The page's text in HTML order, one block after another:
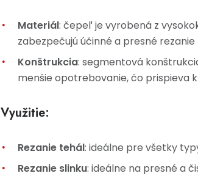
Materiál: čepeľ je vyrobená z
zabezpečujú účinné a presné
Konštrukcia: segmentová
menšie opotrebovanie, čo prispieva
Využitie:
Rezanie tehál: ideálne pre všetky
Rezanie slinku: ideálne na presné a